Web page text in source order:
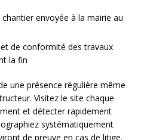
envoyée à la mairie au
de conformité des travaux
la fin
une présence régulière même
Visitez le site chaque
et détecter rapidement
systématiquement
de preuve en cas de litige.